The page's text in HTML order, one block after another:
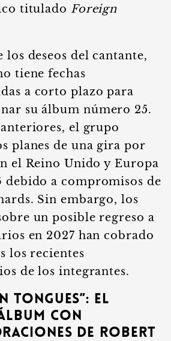
titulado Foreign
los deseos del cantante,
tiene fechas
a corto plazo para
su álbum número 25.
anteriores, el grupo
planes de una gira por
el Reino Unido y Europa
debido a compromisos de
Sin embargo, los
un posible regreso a
en 2027 han cobrado
los recientes
de los integrantes.
Tongues”: El
con
de Robert